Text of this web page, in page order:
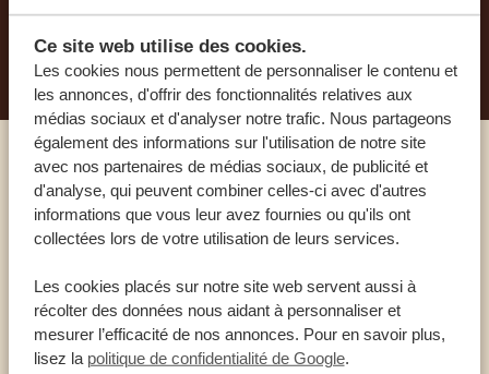
Ce site web utilise des cookies.
Les cookies nous permettent de personnaliser le contenu et
les annonces, d'offrir des fonctionnalités relatives aux
médias sociaux et d'analyser notre trafic. Nous partageons
également des informations sur l'utilisation de notre site
avec nos partenaires de médias sociaux, de publicité et
d'analyse, qui peuvent combiner celles-ci avec d'autres
informations que vous leur avez fournies ou qu'ils ont
collectées lors de votre utilisation de leurs services.
Les cookies placés sur notre site web servent aussi à
récolter des données nous aidant à personnaliser et
mesurer l’efficacité de nos annonces. Pour en savoir plus,
lisez la politique de confidentialité de Google.
PLANIFIEZ VOTRE AVENTURE
Appelez un expert
NOS SPÉCIALISTES SONT LÀ POUR VOUS
FR: +33 2 57 88 00 88